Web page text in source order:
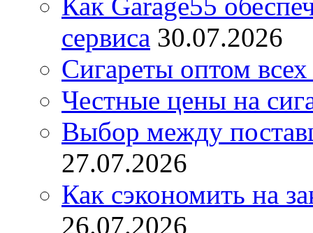
Как Garage55
сервиса 30.07.2026
Сигареты оптом
Честные цены на
Выбор между
27.07.2026
Как сэкономить на
26.07.2026